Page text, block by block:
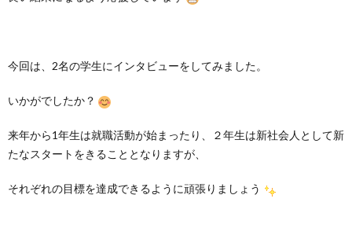
今回は、2名の学生にインタビューをしてみました。
いかがでしたか？
来年から1年生は就職活動が始まったり、２年生は新社会人として新
たなスタートをきることとなりますが、
それぞれの目標を達成できるように頑張りましょう